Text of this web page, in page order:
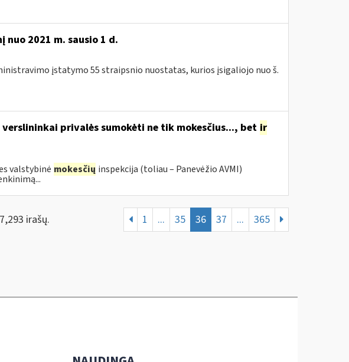
nuo 2021 m. sausio 1 d.
įstatymo 55 straipsnio nuostatas, kurios įsigaliojo nuo š.
privalės sumokėti ne tik mokesčius..., bet ir
valstybinė mokesčių inspekcija (toliau – Panevėžio AVMI)
irašų. 1 ... 35 36 37 ... 365